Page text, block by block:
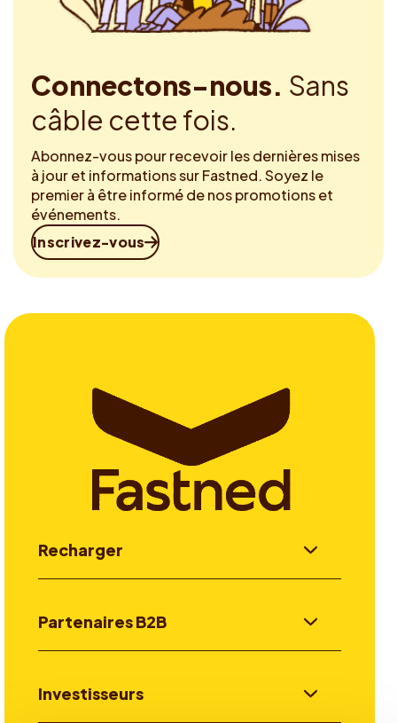
Connectons-nous. Sans
câble cette fois.
Abonnez-vous pour recevoir les dernières mises
à jour et informations sur Fastned. Soyez le
premier à être informé de nos promotions et
événements.
Inscrivez-vous
Recharger
Partenaires B2B
Investisseurs